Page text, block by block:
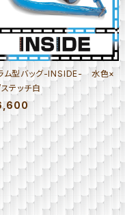
ム型バッグ-INSIDE- 水色×
テッチ白